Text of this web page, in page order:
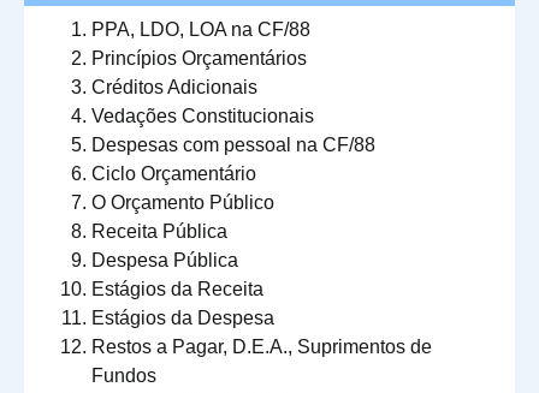
PPA, LDO, LOA na CF/88
Princípios Orçamentários
Créditos Adicionais
Vedações Constitucionais
Despesas com pessoal na CF/88
Ciclo Orçamentário
O Orçamento Público
Receita Pública
Despesa Pública
Estágios da Receita
Estágios da Despesa
Restos a Pagar, D.E.A., Suprimentos de
Fundos